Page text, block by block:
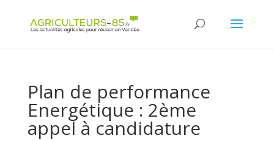
Plan de performance
Energétique : 2ème
appel à candidature